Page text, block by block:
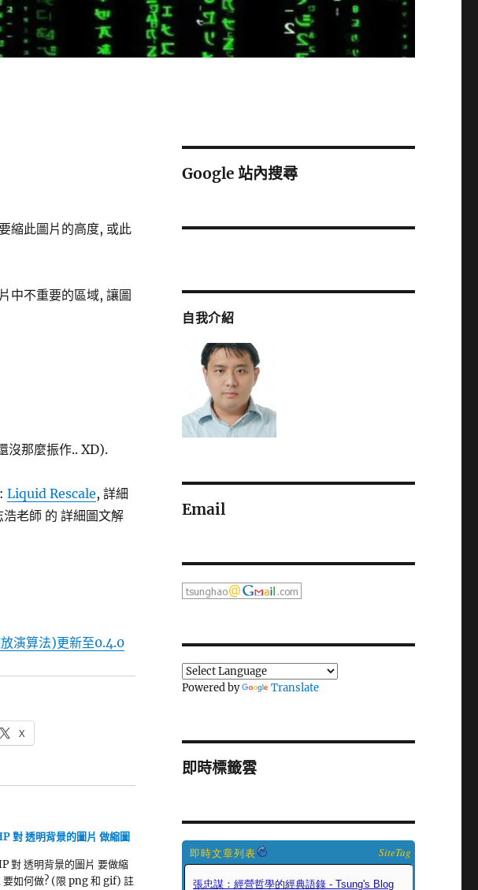
縮此圖片的高度, 或此
中不重要的區域, 讓圖
沒那麼振作.. XD).
Liquid Rescale, 詳細
老師 的 詳細圖文解
演算法)更新至0.4.0
X
對 透明背景的圖片 做縮圖
對 透明背景的圖片 要做縮
要如何做? (限 png 和 gif) 註
Google 站內搜尋
自我介紹
Email
Powered by Translate
即時標籤雲
SiteTag